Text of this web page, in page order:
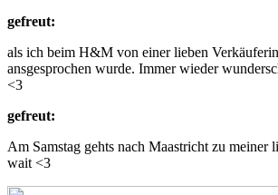
gefreut:
als ich beim H&M von einer lieben
ansgesprochen wurde. Immer wieder
<3
gefreut:
Am Samstag gehts nach Maastricht zu meiner
wait <3